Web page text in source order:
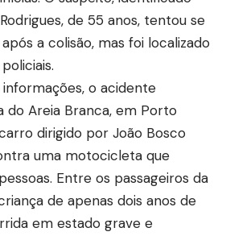
de 55 anos, tentou se
a colisão, mas foi localizado
o acidente
do Areia Branca, em Porto
dirigido por João Bosco
uma motocicleta que
Entre os passageiros da
de apenas dois anos de
em estado grave e